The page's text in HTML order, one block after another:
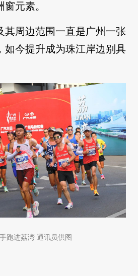
元素。
其周边范围一直是广州一张
如今提升成为珠江岸边别具
跑进荔湾 通讯员供图